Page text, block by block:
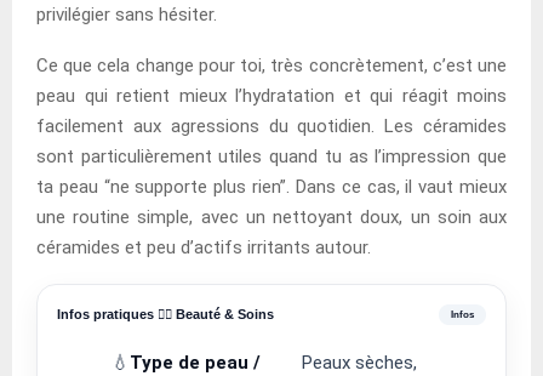
privilégier sans hésiter.
Ce que cela change pour toi, très concrètement, c’est une
peau qui retient mieux l’hydratation et qui réagit moins
facilement aux agressions du quotidien. Les céramides
sont particulièrement utiles quand tu as l’impression que
ta peau “ne supporte plus rien”. Dans ce cas, il vaut mieux
une routine simple, avec un nettoyant doux, un soin aux
céramides et peu d’actifs irritants autour.
Infos pratiques 💆‍♀️ Beauté & Soins
💧 Type de peau /
Peaux sèches,